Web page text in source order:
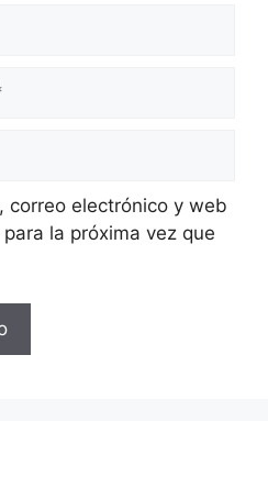
correo electrónico y web
la próxima vez que